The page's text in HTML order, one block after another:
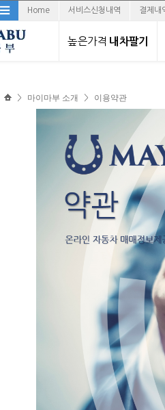
Home 서비스신청내역 결제내
높은가격 내차팔기
경매로 내차팔기
> 마이마부 소개 > 이용약관